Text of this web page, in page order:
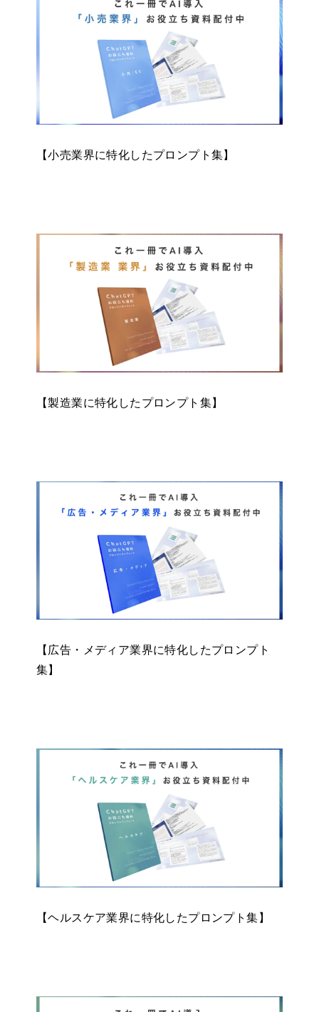
【小売業界に特化したプロンプト集】
【製造業に特化したプロンプト集】
【広告・メディア業界に特化したプロンプト
集】
【ヘルスケア業界に特化したプロンプト集】